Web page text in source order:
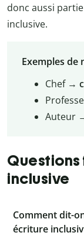
donc aussi
inclusive.
Exemples de
Chef →
Auteur
Questions
inclusive
Comment dit-
écriture